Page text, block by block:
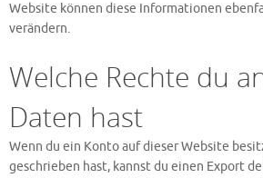
Website können diese Informationen
verändern.
Welche Rechte du
Daten hast
Wenn du ein Konto auf dieser Website
geschrieben hast, kannst du einen Export